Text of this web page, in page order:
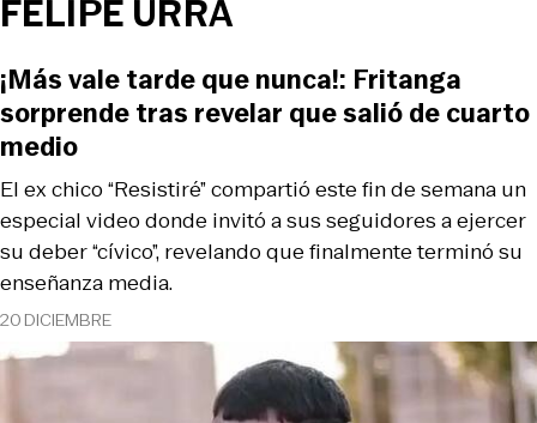
FELIPE URRA
20 DICIEMBRE
El ex chico “Resistiré” compartió este fin de semana un
especial video donde invitó a sus seguidores a ejercer
su deber “cívico”, revelando que finalmente terminó su
enseñanza media.
¡Más vale tarde que nunca!: Fritanga
sorprende tras revelar que salió de cuarto
medio